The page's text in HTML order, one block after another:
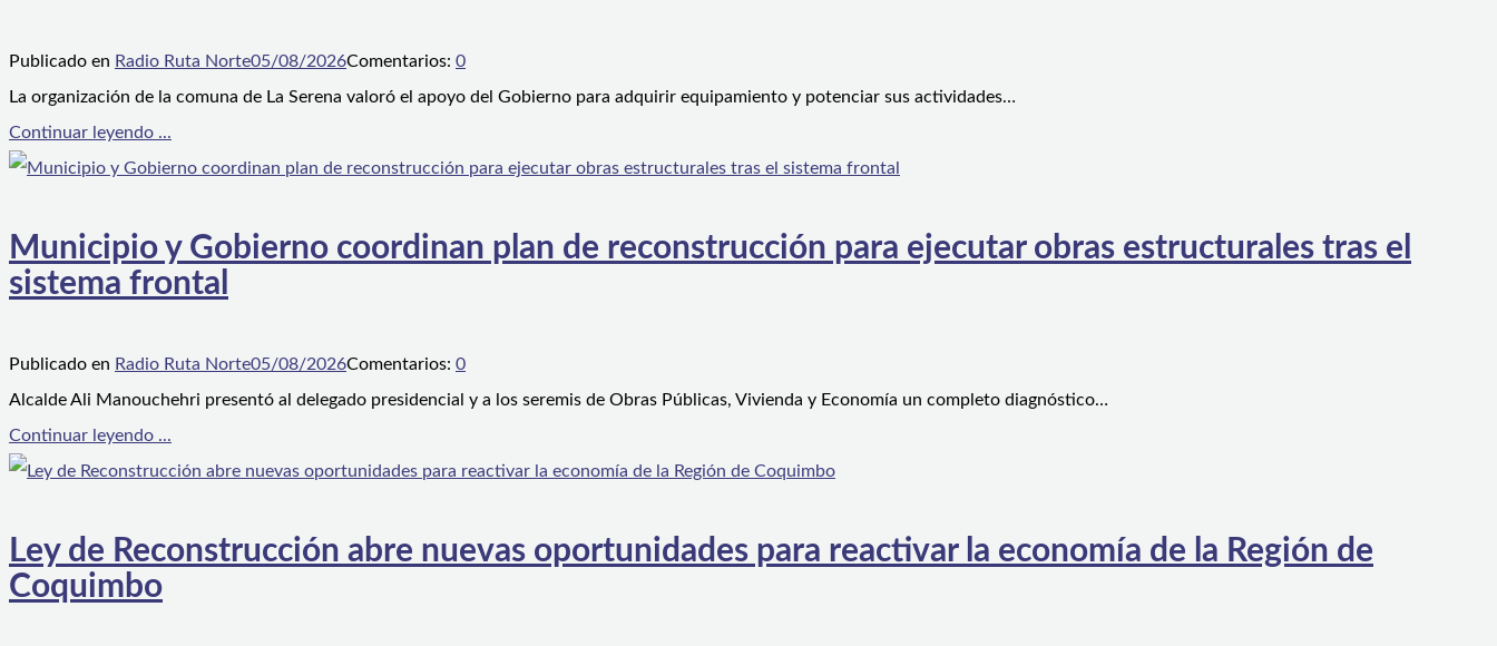
Publicado en Radio Ruta Norte05/08/2026Comentarios: 0
La organización de la comuna de La Serena valoró el apoyo del Gobierno para adquirir equipamiento y potenciar sus actividades…
Continuar leyendo ...
Municipio y Gobierno coordinan plan de reconstrucción para ejecutar obras estructurales tras el
sistema frontal
Publicado en Radio Ruta Norte05/08/2026Comentarios: 0
Alcalde Ali Manouchehri presentó al delegado presidencial y a los seremis de Obras Públicas, Vivienda y Economía un completo diagnóstico…
Continuar leyendo ...
Ley de Reconstrucción abre nuevas oportunidades para reactivar la economía de la Región de
Coquimbo